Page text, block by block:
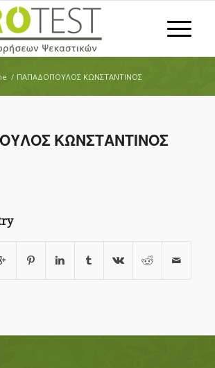
/ ΠΑΠΑΔΟΠΟΥΛΟΣ ΚΩΝΣΤΑΝΤΙΝΟΣ
ΚΩΝΣΤΑΝΤΙΝΟΣ